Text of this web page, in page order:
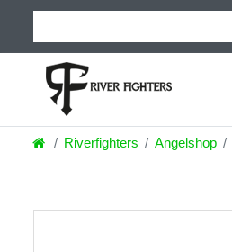
Riverfighters Angelshop